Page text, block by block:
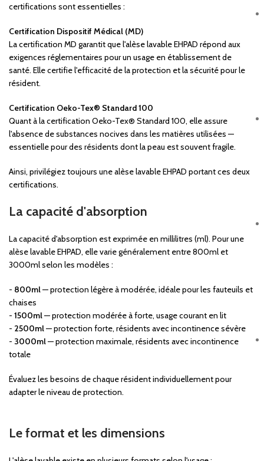
certifications sont essentielles :
Certification Dispositif Médical (MD)
La certification MD garantit que l'alèse lavable EHPAD répond aux
exigences réglementaires pour un usage en établissement de
santé. Elle certifie l'efficacité de la protection et la sécurité pour le
résident.
Certification Oeko-Tex® Standard 100
Quant à la certification Oeko-Tex® Standard 100, elle assure
l'absence de substances nocives dans les matières utilisées —
essentielle pour des résidents dont la peau est souvent fragile.
Ainsi, privilégiez toujours une alèse lavable EHPAD portant ces deux
certifications.
La capacité d'absorption
La capacité d'absorption est exprimée en millilitres (ml). Pour une
alèse lavable EHPAD, elle varie généralement entre 800ml et
3000ml selon les modèles :
- 800ml— protection légère à modérée, idéale pour les fauteuils et
chaises
- 1500ml— protection modérée à forte, usage courant en lit
- 2500ml— protection forte, résidents avec incontinence sévère
- 3000ml— protection maximale, résidents avec incontinence
totale
Évaluez les besoins de chaque résident individuellement pour
adapter le niveau de protection.
Le format et les dimensions